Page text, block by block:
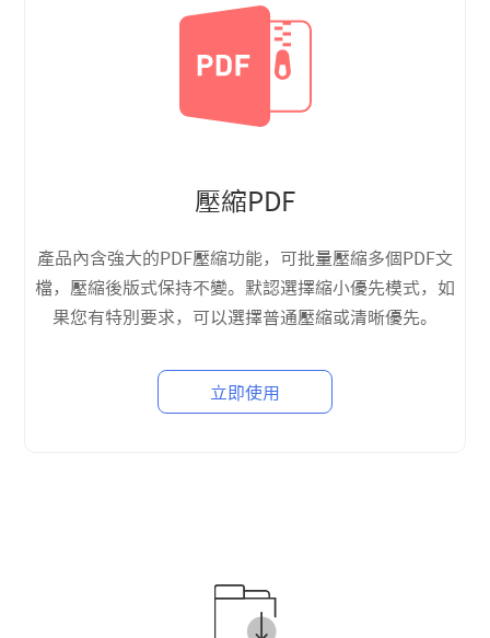
壓縮PDF
產品內含強大的PDF壓縮功能，可批量壓縮多個PDF文
檔，壓縮後版式保持不變。默認選擇縮小優先模式，如
果您有特別要求，可以選擇普通壓縮或清晰優先。
立即使用